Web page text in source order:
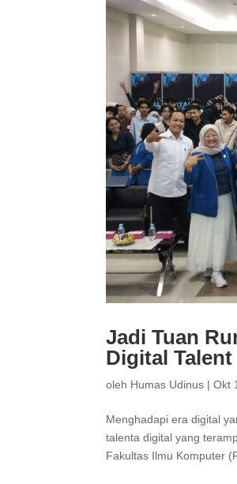
Jadi Tuan
Digital Talent
oleh Humas Udinus |Okt
Menghadapi era digital
talenta digital yang
Fakultas Ilmu Komputer